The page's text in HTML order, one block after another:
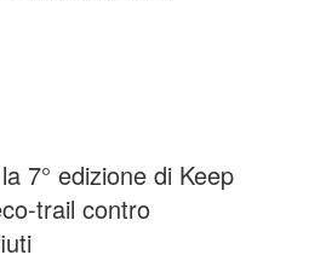
7° edizione di Keep
trail contro